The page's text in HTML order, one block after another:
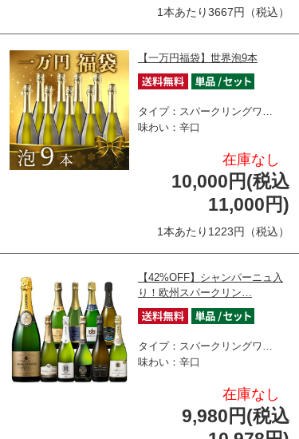
1本あたり3667円（税込）
【一万円福袋】世界泡9本
タイプ：スパークリングワ…
味わい：辛口
在庫なし
10,000円(税込
11,000円)
1本あたり1223円（税込）
【42%OFF】シャンパーニュ入
り！欧州スパークリン…
タイプ：スパークリングワ…
味わい：辛口
在庫なし
9,980円(税込